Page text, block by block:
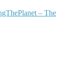
– The